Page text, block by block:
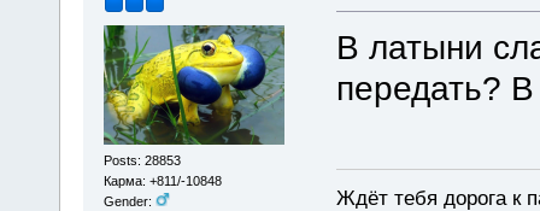
Posts: 28853
Карма: +811/-10848
Gender:
В латыни
передать?
Ждёт тебя дорога к